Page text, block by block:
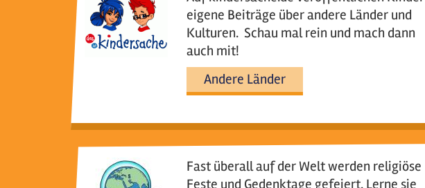
eigene Beiträge über andere Länder und
Kulturen. Schau mal rein und mach dann
auch mit!
Andere Länder
Fast überall auf der Welt werden religiöse
Feste und Gedenktage gefeiert. Lerne sie